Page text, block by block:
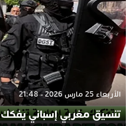
الأربعاء 25 مارس 2026 - 21:48
تنسيق مغربي إسباني يفكك